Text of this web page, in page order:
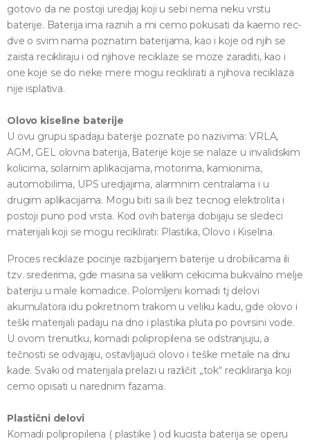
gotovo da ne postoji uredjaj koji u sebi nema neku vrstu
baterije. Baterija ima raznih a mi cemo pokusati da kaemo rec-
dve o svim nama poznatim baterijama, kao i koje od njih se
zaista recikliraju i od njihove reciklaze se moze zaraditi, kao i
one koje se do neke mere mogu reciklirati a njihova reciklaza
nije isplativa.
Olovo kiseline baterije
U ovu grupu spadaju baterije poznate po nazivima: VRLA,
AGM, GEL olovna baterija, Baterije koje se nalaze u invalidskim
kolicima, solarnim aplikacijama, motorima, kamionima,
automobilima, UPS uredjajima, alarmnim centralama i u
drugim aplikacijama. Mogu biti sa ili bez tecnog elektrolita i
postoji puno pod vrsta. Kod ovih baterija dobijaju se sledeci
materijali koji se mogu reciklirati: Plastika, Olovo i Kiselina.
Proces reciklaze pocinje razbijanjem baterije u drobilicama ili
tzv. srederima, gde masina sa velikim cekicima bukvalno melje
bateriju u male komadice. Polomljeni komadi tj delovi
akumulatora idu pokretnom trakom u veliku kadu, gde olovo i
teški materijali padaju na dno i plastika pluta po povrsini vode.
U ovom trenutku, komadi polipropilena se odstranjuju, a
tečnosti se odvajaju, ostavljajući olovo i teške metale na dnu
kade. Svaki od materijala prelazi u različit „tok“ recikliranja koji
cemo opisati u narednim fazama.
Plastični delovi
Komadi polipropilena ( plastike ) od kucista baterija se operu